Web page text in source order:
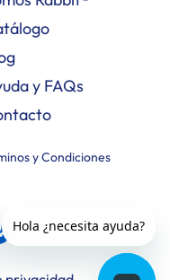
y FAQs
y Condiciones